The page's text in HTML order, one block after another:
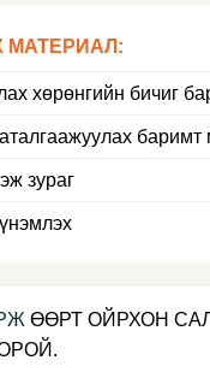
МАТЕРИАЛ:
хөрөнгийн бичиг
баримт
зураг
ӨӨРТ ОЙРХОН